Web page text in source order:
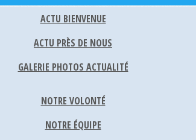
ACTU BIENVENUE
ACTU PRÈS DE NOUS
GALERIE PHOTOS ACTUALITÉ
NOTRE VOLONTÉ
NOTRE ÉQUIPE